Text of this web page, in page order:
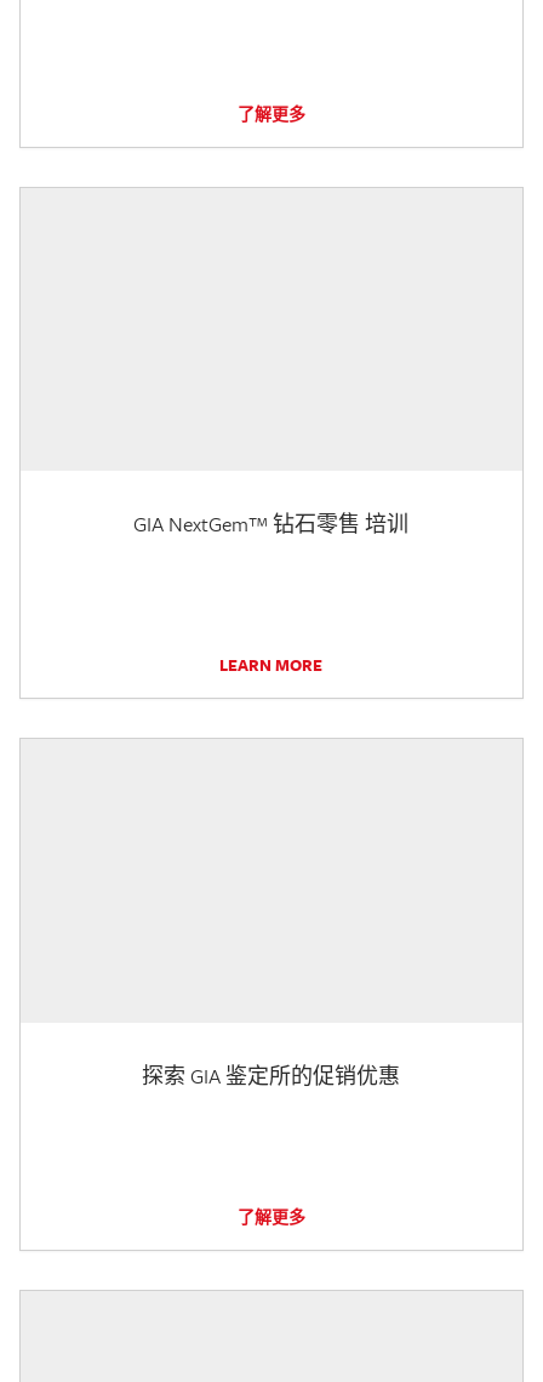
了解更多
GIA NextGem™ 钻石零售 培训
LEARN MORE
探索 GIA 鉴定所的促销优惠
了解更多